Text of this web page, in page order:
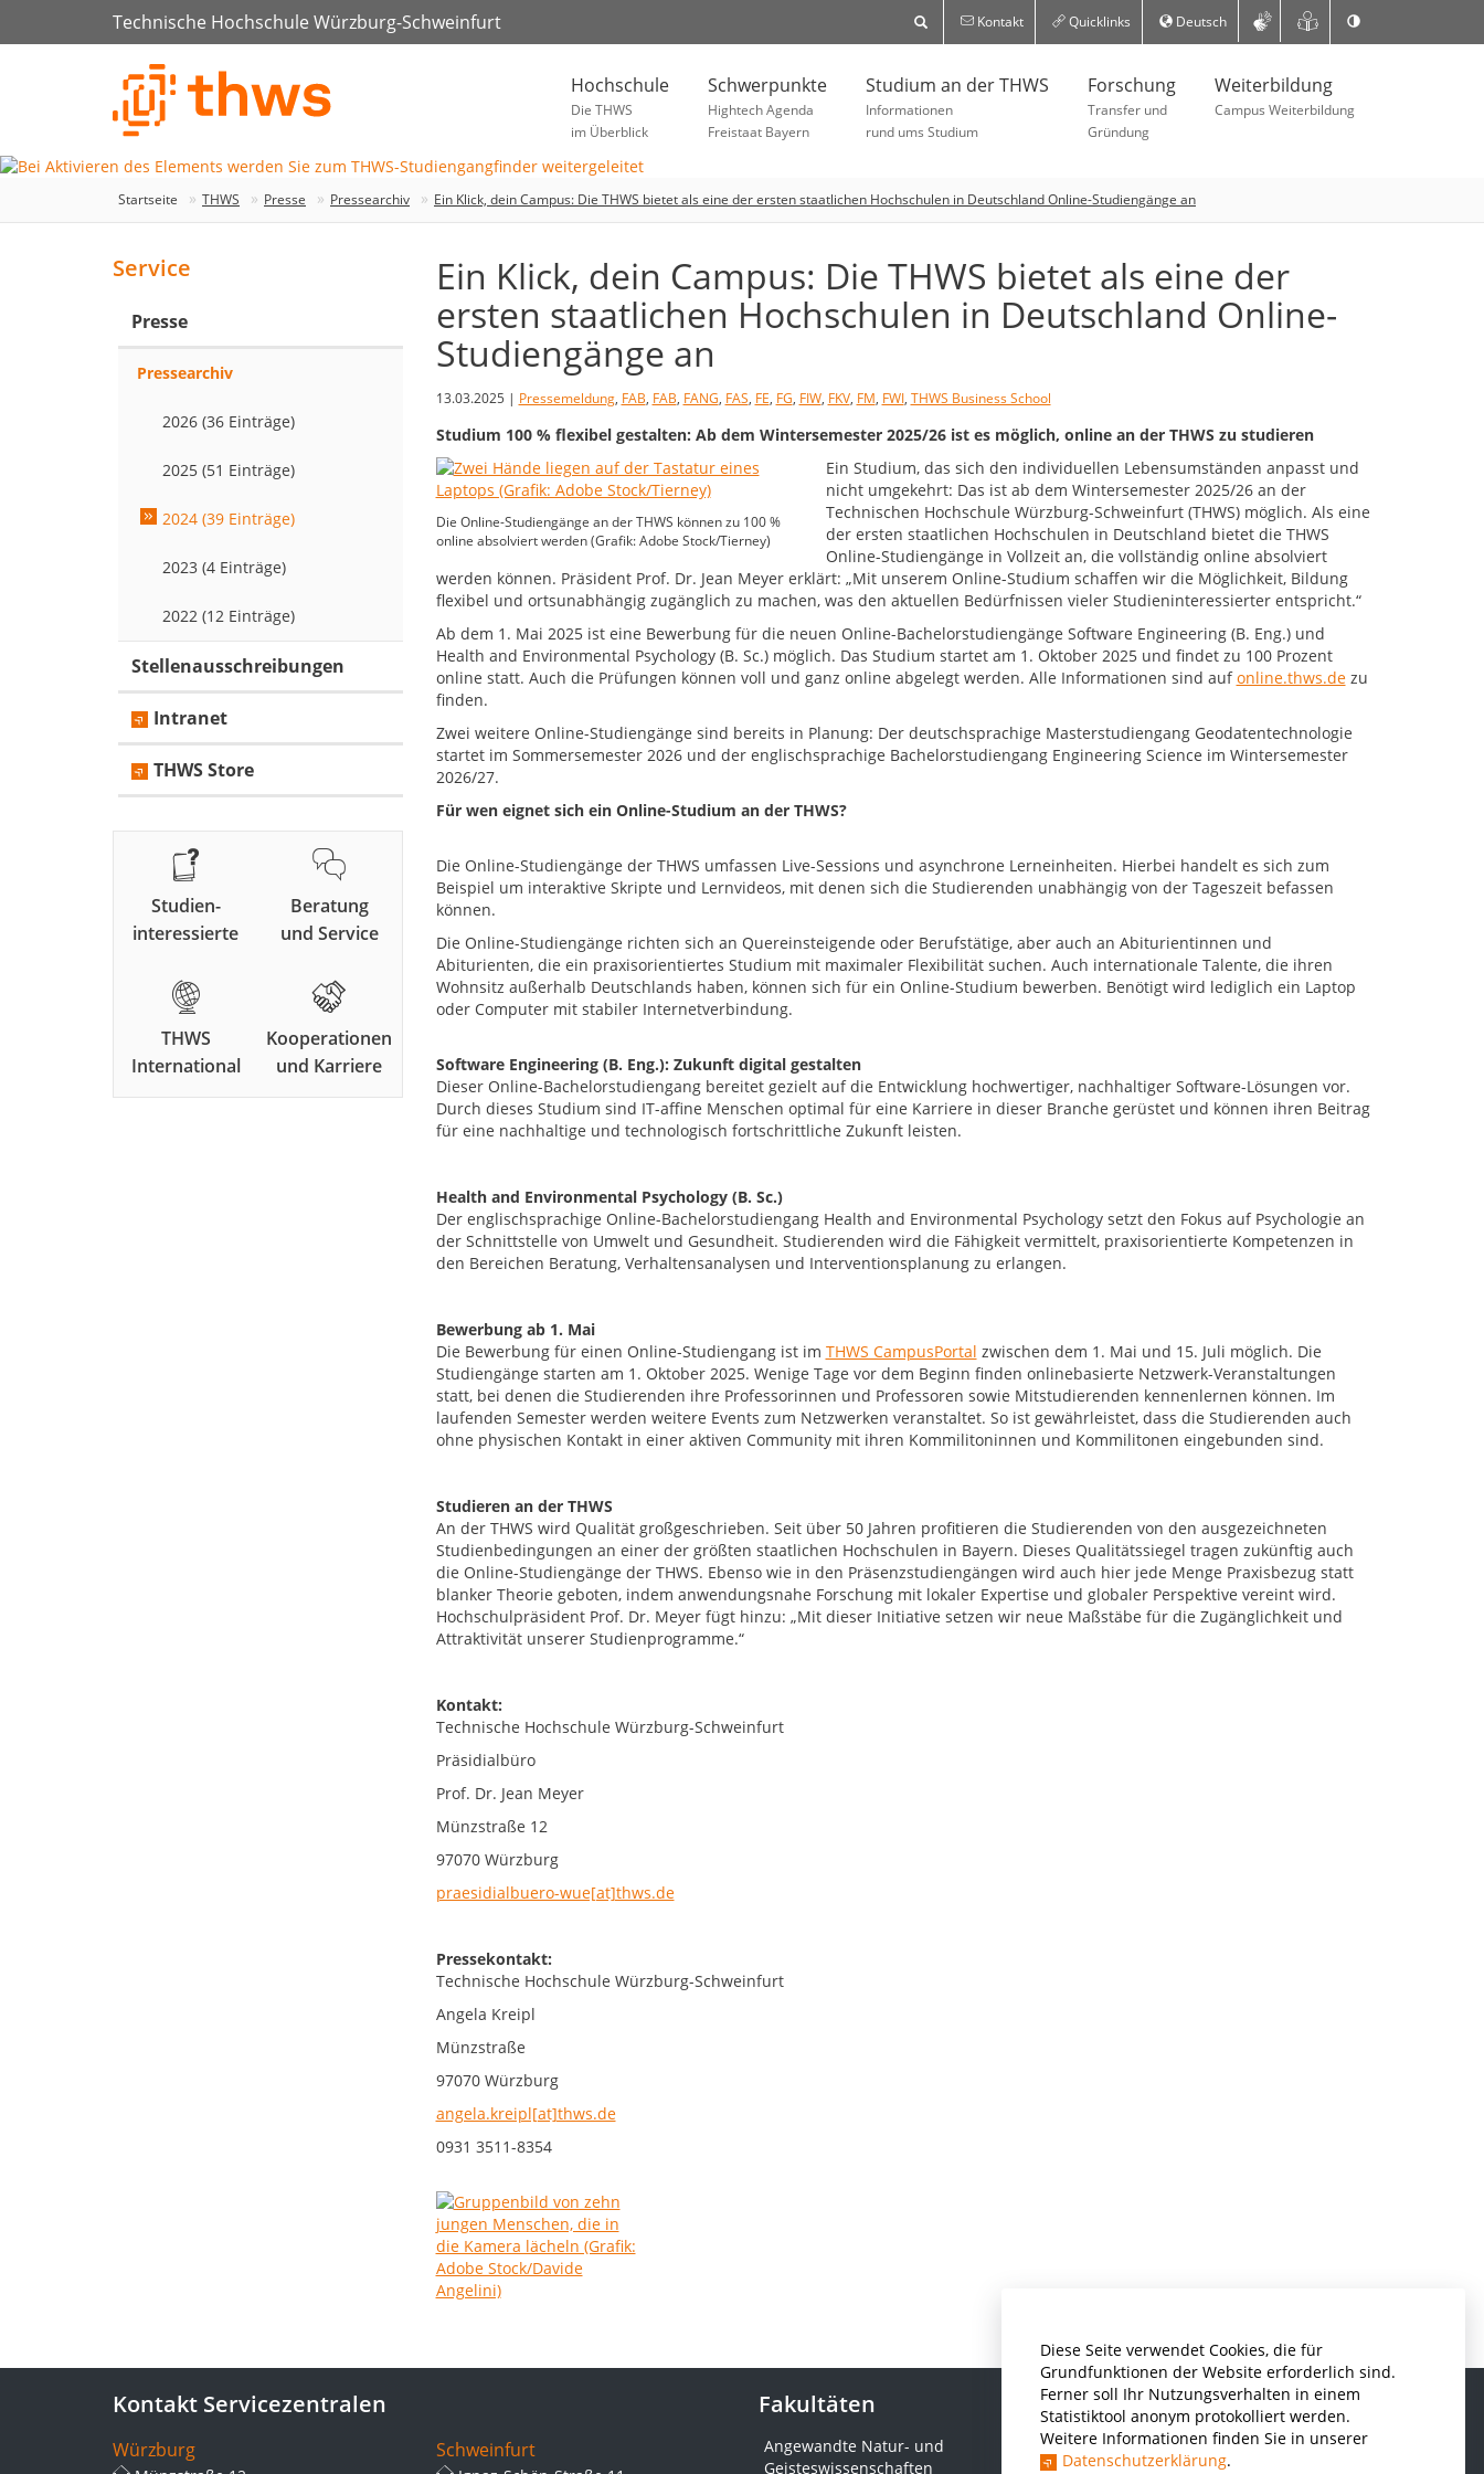
Diese Seite verwendet Cookies, die für
Grundfunktionen der Website erforderlich sind.
Ferner soll Ihr Nutzungsverhalten in einem
Statistiktool anonym protokolliert werden.
Weitere Informationen finden Sie in unserer
Datenschutzerklärung.
Technische Hochschule Würzburg-Schweinfurt Kontakt Quicklinks Deutsch
Hochschule
Die THWS
im Überblick
Schwerpunkte
Hightech Agenda
Freistaat Bayern
Studium an der THWS
Informationen
rund ums Studium
Forschung
Transfer und
Gründung
Weiterbildung
Campus Weiterbildung
Startseite THWS Presse Pressearchiv Ein Klick, dein Campus: Die THWS bietet als eine der ersten staatlichen Hochschulen in Deutschland Online-Studiengänge an
Ein Klick, dein Campus: Die THWS bietet als eine der
ersten staatlichen Hochschulen in Deutschland Online-
Studiengänge an
13.03.2025 | Pressemeldung, FAB, FAB, FANG, FAS, FE, FG, FIW, FKV, FM, FWI, THWS Business School
Studium 100 % flexibel gestalten: Ab dem Wintersemester 2025/26 ist es möglich, online an der THWS zu studieren
Die Online-Studiengänge an der THWS können zu 100 %
online absolviert werden (Grafik: Adobe Stock/Tierney)
Ein Studium, das sich den individuellen Lebensumständen anpasst und
nicht umgekehrt: Das ist ab dem Wintersemester 2025/26 an der
Technischen Hochschule Würzburg-Schweinfurt (THWS) möglich. Als eine
der ersten staatlichen Hochschulen in Deutschland bietet die THWS
Online-Studiengänge in Vollzeit an, die vollständig online absolviert
werden können. Präsident Prof. Dr. Jean Meyer erklärt: „Mit unserem Online-Studium schaffen wir die Möglichkeit, Bildung
flexibel und ortsunabhängig zugänglich zu machen, was den aktuellen Bedürfnissen vieler Studieninteressierter entspricht.“
Ab dem 1. Mai 2025 ist eine Bewerbung für die neuen Online-Bachelorstudiengänge Software Engineering (B. Eng.) und
Health and Environmental Psychology (B. Sc.) möglich. Das Studium startet am 1. Oktober 2025 und findet zu 100 Prozent
online statt. Auch die Prüfungen können voll und ganz online abgelegt werden. Alle Informationen sind aufonline.thws.dezu
finden.
Zwei weitere Online-Studiengänge sind bereits in Planung: Der deutschsprachige Masterstudiengang Geodatentechnologie
startet im Sommersemester 2026 und der englischsprachige Bachelorstudiengang Engineering Science im Wintersemester
2026/27.
Für wen eignet sich ein Online-Studium an der THWS?
Die Online-Studiengänge der THWS umfassen Live-Sessions und asynchrone Lerneinheiten. Hierbei handelt es sich zum
Beispiel um interaktive Skripte und Lernvideos, mit denen sich die Studierenden unabhängig von der Tageszeit befassen
können.
Die Online-Studiengänge richten sich an Quereinsteigende oder Berufstätige, aber auch an Abiturientinnen und
Abiturienten, die ein praxisorientiertes Studium mit maximaler Flexibilität suchen. Auch internationale Talente, die ihren
Wohnsitz außerhalb Deutschlands haben, können sich für ein Online-Studium bewerben. Benötigt wird lediglich ein Laptop
oder Computer mit stabiler Internetverbindung.
Software Engineering (B. Eng.): Zukunft digital gestalten
Dieser Online-Bachelorstudiengang bereitet gezielt auf die Entwicklung hochwertiger, nachhaltiger Software-Lösungen vor.
Durch dieses Studium sind IT-affine Menschen optimal für eine Karriere in dieser Branche gerüstet und können ihren Beitrag
für eine nachhaltige und technologisch fortschrittliche Zukunft leisten.
Health and Environmental Psychology (B. Sc.)
Der englischsprachige Online-Bachelorstudiengang Health and Environmental Psychology setzt den Fokus auf Psychologie an
der Schnittstelle von Umwelt und Gesundheit. Studierenden wird die Fähigkeit vermittelt, praxisorientierte Kompetenzen in
den Bereichen Beratung, Verhaltensanalysen und Interventionsplanung zu erlangen.
Bewerbung ab 1. Mai
Die Bewerbung für einen Online-Studiengang ist im THWS CampusPortal zwischen dem 1. Mai und 15. Juli möglich. Die
Studiengänge starten am 1. Oktober 2025. Wenige Tage vor dem Beginn finden onlinebasierte Netzwerk-Veranstaltungen
statt, bei denen die Studierenden ihre Professorinnen und Professoren sowie Mitstudierenden kennenlernen können. Im
laufenden Semester werden weitere Events zum Netzwerken veranstaltet. So ist gewährleistet, dass die Studierenden auch
ohne physischen Kontakt in einer aktiven Community mit ihren Kommilitoninnen und Kommilitonen eingebunden sind.
Studieren an der THWS
An der THWS wird Qualität großgeschrieben. Seit über 50 Jahren profitieren die Studierenden von den ausgezeichneten
Studienbedingungen an einer der größten staatlichen Hochschulen in Bayern. Dieses Qualitätssiegel tragen zukünftig auch
die Online-Studiengänge der THWS. Ebenso wie in den Präsenzstudiengängen wird auch hier jede Menge Praxisbezug statt
blanker Theorie geboten, indem anwendungsnahe Forschung mit lokaler Expertise und globaler Perspektive vereint wird.
Hochschulpräsident Prof. Dr. Meyer fügt hinzu: „Mit dieser Initiative setzen wir neue Maßstäbe für die Zugänglichkeit und
Attraktivität unserer Studienprogramme.“
Kontakt:
Technische Hochschule Würzburg-Schweinfurt
Präsidialbüro
Prof. Dr. Jean Meyer
Münzstraße 12
97070 Würzburg
praesidialbuero-wue[at]thws.de
Pressekontakt:
Technische Hochschule Würzburg-Schweinfurt
Angela Kreipl
Münzstraße
97070 Würzburg
angela.kreipl[at]thws.de
0931 3511-8354
Service
Presse
Pressearchiv
2026 (36 Einträge)
2025 (51 Einträge)
2024 (39 Einträge)
2023 (4 Einträge)
2022 (12 Einträge)
Stellenausschreibungen
Intranet
THWS Store
Studien-
interessierte
Beratung
und Service
THWS
International
Kooperationen
und Karriere
Kontakt Servicezentralen
Würzburg Schweinfurt
Fakultäten
Angewandte Natur- und
Geisteswissenschaften
Informatik und Wirtschaftsinformatik